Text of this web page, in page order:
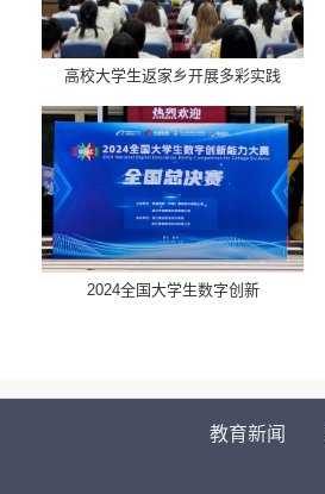
高校大学生返家乡开展多彩实践
​2024全国大学生数字创新
教育新闻